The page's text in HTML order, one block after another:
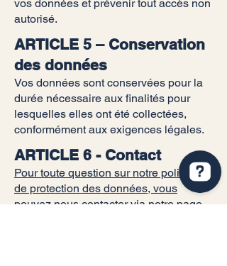
vos données et prévenir tout accès non
autorisé.
ARTICLE 5 – Conservation
des données
Vos données sont conservées pour la
durée nécessaire aux finalités pour
lesquelles elles ont été collectées,
conformément aux exigences légales.
ARTICLE 6 - Contact
Pour toute question sur notre politique
de protection des données, vous
pouvez nous contacter via notre page